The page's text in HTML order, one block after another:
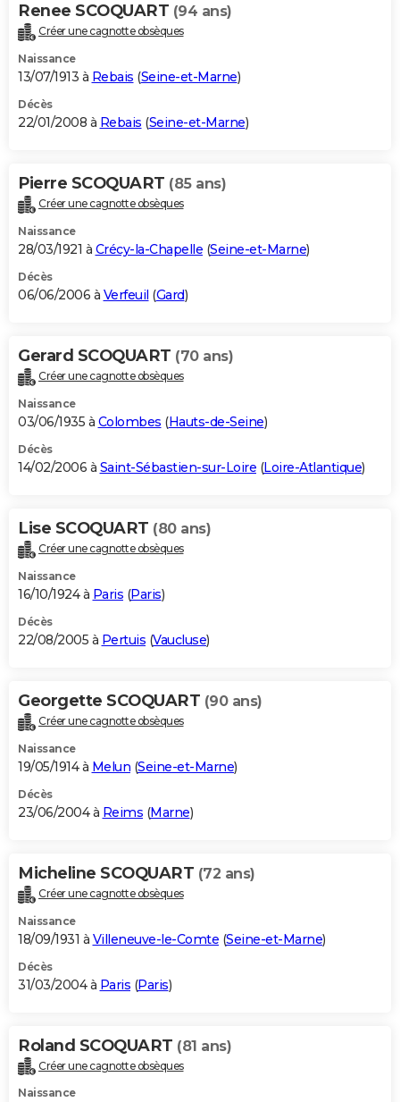
Renee SCOQUART (94 ans)
Créer une cagnotte obsèques
Naissance
13/07/1913 à Rebais (Seine-et-Marne)
Décès
22/01/2008 à Rebais (Seine-et-Marne)
Pierre SCOQUART (85 ans)
Créer une cagnotte obsèques
Naissance
28/03/1921 à Crécy-la-Chapelle (Seine-et-Marne)
Décès
06/06/2006 à Verfeuil (Gard)
Gerard SCOQUART (70 ans)
Créer une cagnotte obsèques
Naissance
03/06/1935 à Colombes (Hauts-de-Seine)
Décès
14/02/2006 à Saint-Sébastien-sur-Loire (Loire-Atlantique)
Lise SCOQUART (80 ans)
Créer une cagnotte obsèques
Naissance
16/10/1924 à Paris (Paris)
Décès
22/08/2005 à Pertuis (Vaucluse)
Georgette SCOQUART (90 ans)
Créer une cagnotte obsèques
Naissance
19/05/1914 à Melun (Seine-et-Marne)
Décès
23/06/2004 à Reims (Marne)
Micheline SCOQUART (72 ans)
Créer une cagnotte obsèques
Naissance
18/09/1931 à Villeneuve-le-Comte (Seine-et-Marne)
Décès
31/03/2004 à Paris (Paris)
Roland SCOQUART (81 ans)
Créer une cagnotte obsèques
Naissance